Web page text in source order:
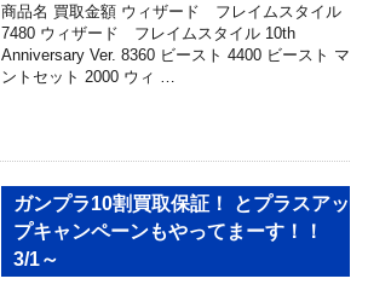
商品名 買取金額 ウィザード フレイムスタイル
7480 ウィザード フレイムスタイル 10th
Anniversary Ver. 8360 ビースト 4400 ビースト マ
ントセット 2000 ウィ …
ガンプラ10割買取保証！ とプラスアッ
プキャンペーンもやってまーす！！
3/1～